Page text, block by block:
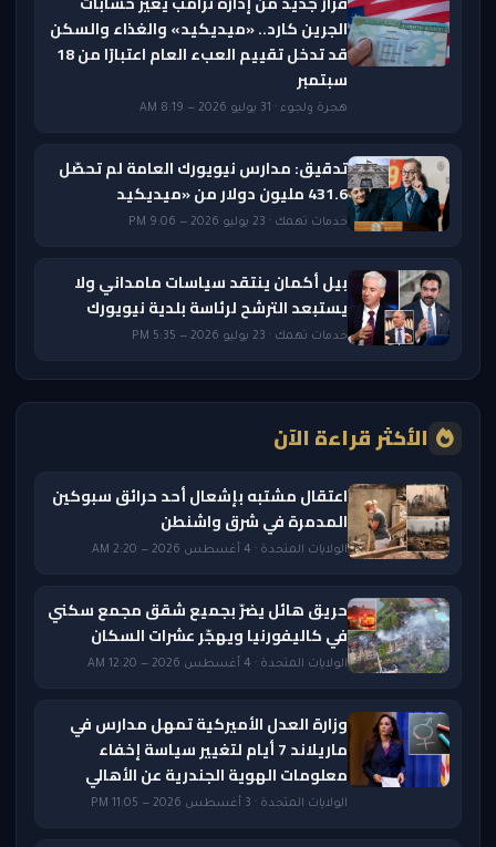
الجرين كارد.. «ميديكيد» والغذاء والسكن
قد تدخل تقييم العبء العام اعتبارًا من 18
سبتمبر
هجرة ولجوء · 31 يوليو 2026 — 8:19 AM
تدقيق: مدارس نيويورك العامة لم تحصّل
431.6 مليون دولار من «ميديكيد
خدمات تهمك · 23 يوليو 2026 — 9:06 PM
بيل أكمان ينتقد سياسات مامداني ولا
يستبعد الترشح لرئاسة بلدية نيويورك
خدمات تهمك · 23 يوليو 2026 — 5:35 PM
الأكثر قراءة الآن
اعتقال مشتبه بإشعال أحد حرائق سبوكين
المدمرة في شرق واشنطن
الولايات المتحدة · 4 أغسطس 2026 — 2:20 AM
حريق هائل يضرّ بجميع شقق مجمع سكني
في كاليفورنيا ويهجّر عشرات السكان
الولايات المتحدة · 4 أغسطس 2026 — 12:20 AM
وزارة العدل الأميركية تمهل مدارس في
ماريلاند 7 أيام لتغيير سياسة إخفاء
معلومات الهوية الجندرية عن الأهالي
الولايات المتحدة · 3 أغسطس 2026 — 11:05 PM